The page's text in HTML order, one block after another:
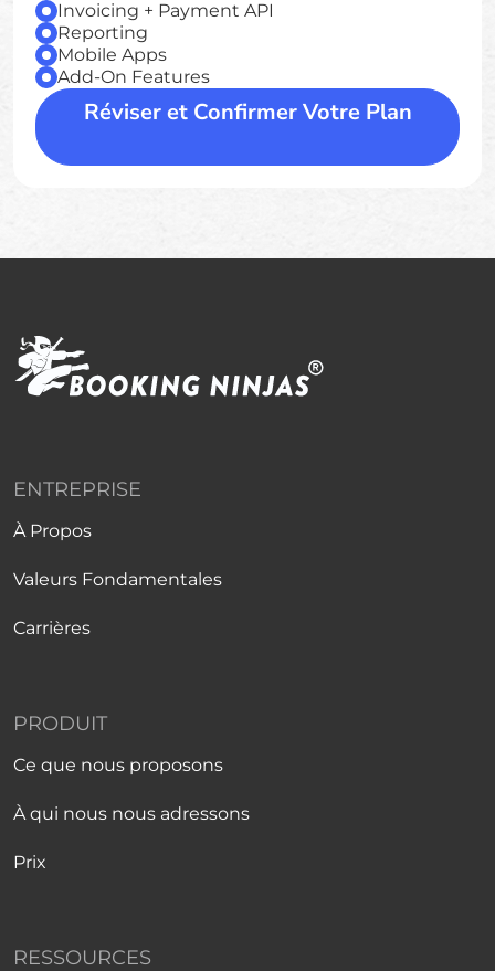
Invoicing + Payment API
Reporting
Mobile Apps
Add-On Features
Réviser et Confirmer Votre Plan
ENTREPRISE
À Propos
Valeurs Fondamentales
Carrières
PRODUIT
Ce que nous proposons
À qui nous nous adressons
Prix
RESSOURCES